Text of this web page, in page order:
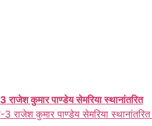
कुमार पाण्डेय सेमरिया स्थानांतरित
कुमार पाण्डेय सेमरिया स्थानांतरित